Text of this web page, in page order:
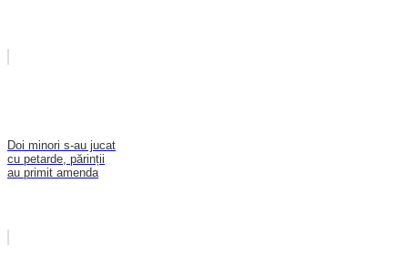
Doi minori s-au jucat
cu petarde, părinții
au primit amenda